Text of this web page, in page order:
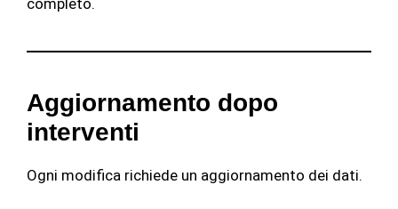
completo.
Aggiornamento dopo
interventi
Ogni modifica richiede un aggiornamento dei dati.